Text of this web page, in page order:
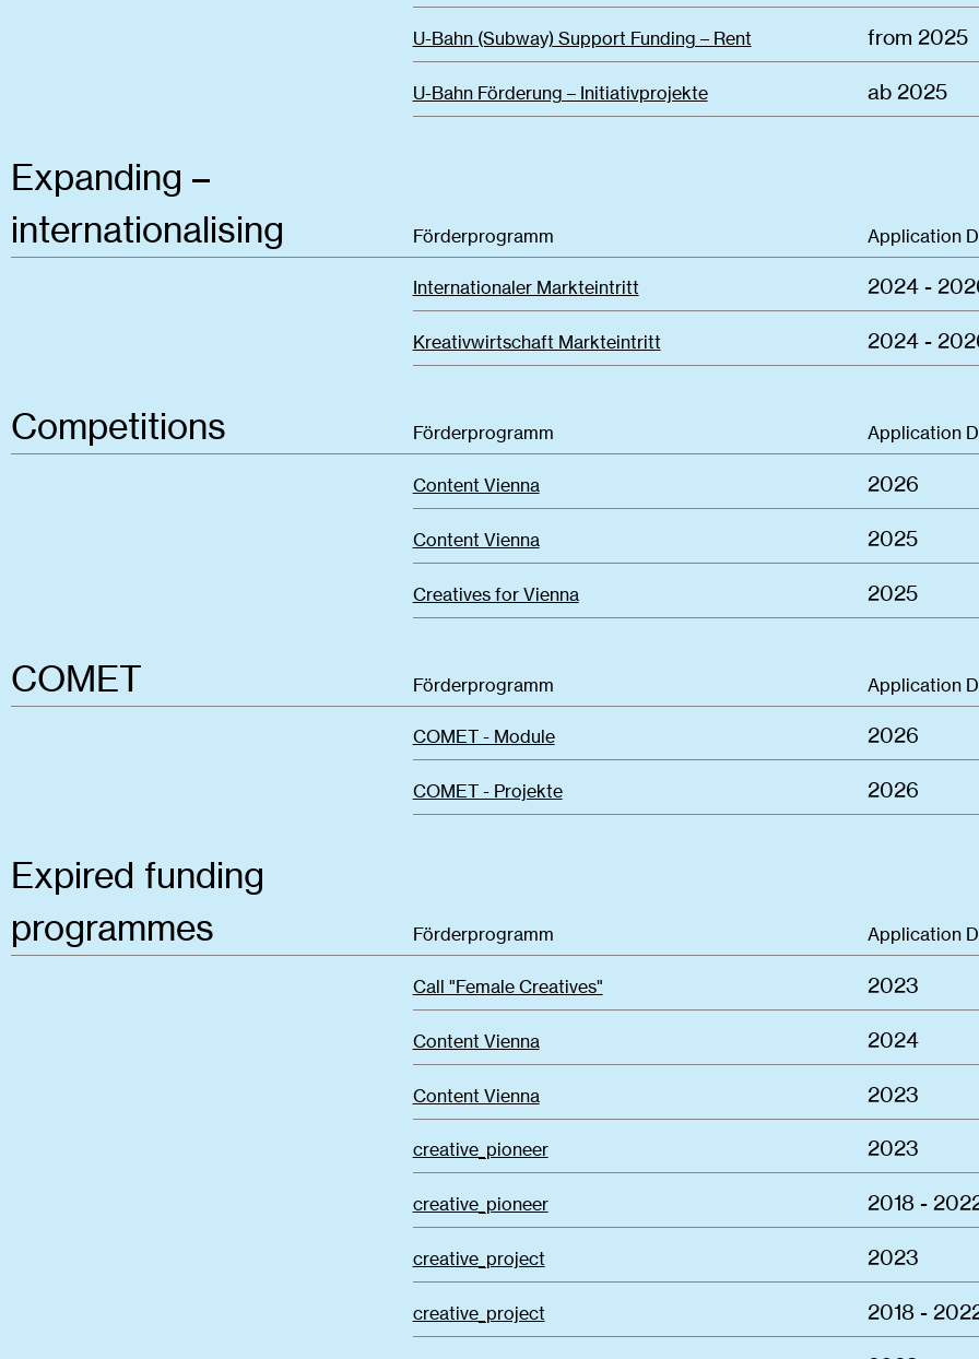
U-Bahn (Subway) Support Funding – Rent from 2025
U-Bahn Förderung – Initiativprojekte ab 2025
Expanding –
internationalising
Förderprogramm Application
Internationaler Markteintritt 2024 -
Kreativwirtschaft Markteintritt 2024 -
Competitions Förderprogramm Application
Content Vienna 2026
Content Vienna 2025
Creatives for Vienna 2025
COMET Förderprogramm Application
COMET - Module 2026
COMET - Projekte 2026
Expired funding
programmes
Förderprogramm Application
Call "Female Creatives" 2023
Content Vienna 2024
Content Vienna 2023
creative_pioneer 2023
creative_pioneer 2018 -
creative_project 2023
creative_project 2018 -